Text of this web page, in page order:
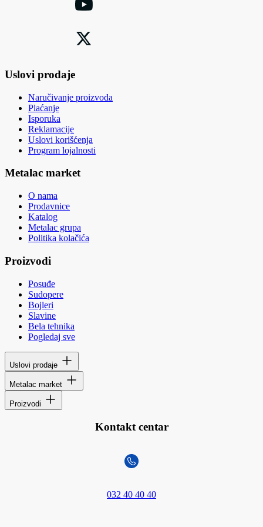
Uslovi prodaje
Naručivanje proizvoda
Plaćanje
Isporuka
Reklamacije
Uslovi korišćenja
Program lojalnosti
Metalac market
O nama
Prodavnice
Katalog
Metalac grupa
Politika kolačića
Proizvodi
Posuđe
Sudopere
Bojleri
Slavine
Bela tehnika
Pogledaj sve
Uslovi prodaje
Metalac market
Proizvodi
Kontakt centar
032 40 40 40